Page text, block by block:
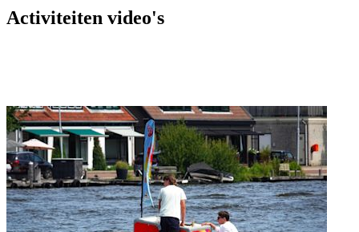
Activiteiten video's